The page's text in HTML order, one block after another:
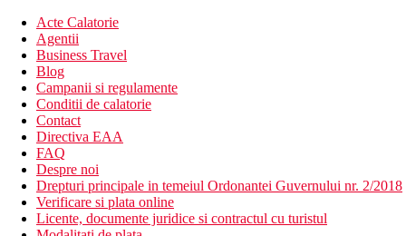
Acte Calatorie
Agentii
Business Travel
Blog
Campanii si regulamente
Conditii de calatorie
Contact
Directiva EAA
FAQ
Despre noi
Drepturi principale in temeiul Ordonantei Guvernului nr. 2/2018
Verificare si plata online
Licente, documente juridice si contractul cu turistul